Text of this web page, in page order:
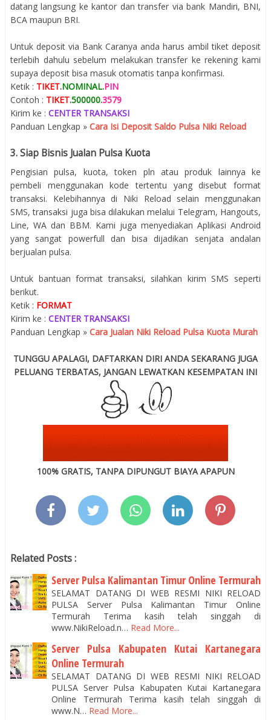
datang langsung ke kantor dan transfer via bank Mandiri, BNI,
BCA maupun BRI.
Untuk deposit via Bank Caranya anda harus ambil tiket deposit
terlebih dahulu sebelum melakukan transfer ke rekening kami
supaya deposit bisa masuk otomatis tanpa konfirmasi.
Ketik : TIKET.NOMINAL.PIN
Contoh : TIKET.500000.3579
Kirim ke : CENTER TRANSAKSI
Panduan Lengkap » Cara Isi Deposit Saldo Pulsa Niki Reload
3. Siap Bisnis Jualan Pulsa Kuota
Pengisian pulsa, kuota, token pln atau produk lainnya ke
pembeli menggunakan kode tertentu yang disebut format
transaksi. Kelebihannya di Niki Reload selain menggunakan
SMS, transaksi juga bisa dilakukan melalui Telegram, Hangouts,
Line, WA dan BBM. Kami juga menyediakan Aplikasi Android
yang sangat powerfull dan bisa dijadikan senjata andalan
berjualan pulsa.
Untuk bantuan format transaksi, silahkan kirim SMS seperti
berikut.
Ketik : FORMAT
Kirim ke : CENTER TRANSAKSI
Panduan Lengkap » Cara Jualan Niki Reload Pulsa Kuota Murah
TUNGGU APALAGI, DAFTARKAN DIRI ANDA SEKARANG JUGA
PELUANG TERBATAS, JANGAN LEWATKAN KESEMPATAN INI
100% GRATIS, TANPA DIPUNGUT BIAYA APAPUN
Related Posts :
Server Pulsa Kalimantan Timur Online Termurah
SELAMAT DATANG DI WEB RESMI NIKI RELOAD
PULSA Server Pulsa Kalimantan Timur Online
Termurah Terima kasih telah singgah di
www.NikiReload.n… Read More...
Server Pulsa Kabupaten Kutai Kartanegara
Online Termurah
SELAMAT DATANG DI WEB RESMI NIKI RELOAD
PULSA Server Pulsa Kabupaten Kutai Kartanegara
Online Termurah Terima kasih telah singgah di
www.N… Read More...